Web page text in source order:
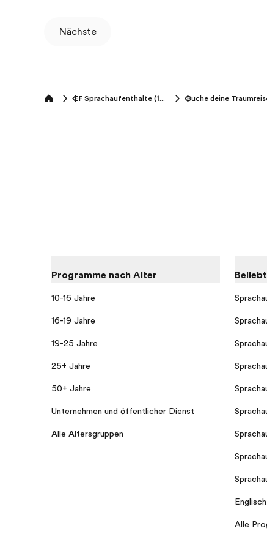
Nächste
Home EF Sprachaufenthalte (14-16 Jahre)
Programme nach Alter
10-16 Jahre
16-19 Jahre
19-25 Jahre
25+ Jahre
50+ Jahre
Unternehmen und öffentlicher Dienst
Alle Altersgruppen
Alle